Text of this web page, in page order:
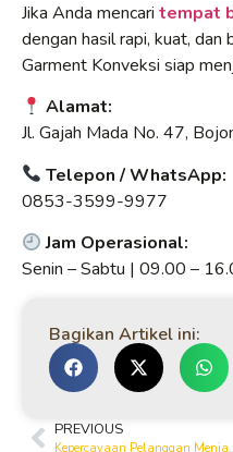
Jika Anda mencari tempat
dengan hasil rapi, kuat, dan
Garment Konveksi siap
Alamat:
Jl. Gajah Mada No. 47,
Telepon / WhatsApp:
0853-3599-9977
Jam Operasional:
Senin – Sabtu | 09.00 –
Bagikan Artikel ini:
PREVIOUS
Kepercayaan Pelanggan